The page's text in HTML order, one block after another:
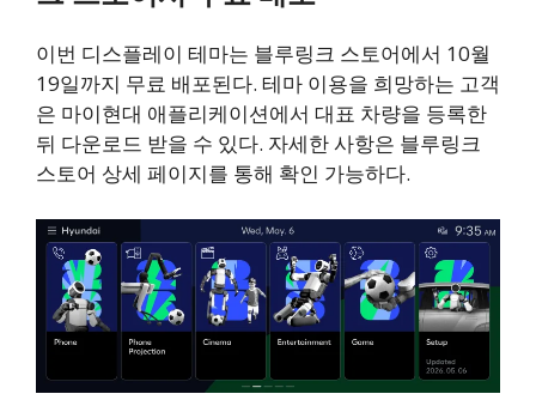
이번 디스플레이 테마는 블루링크 스토어에서 10월
19일까지 무료 배포된다. 테마 이용을 희망하는 고객
은 마이현대 애플리케이션에서 대표 차량을 등록한
뒤 다운로드 받을 수 있다. 자세한 사항은 블루링크
스토어 상세 페이지를 통해 확인 가능하다.